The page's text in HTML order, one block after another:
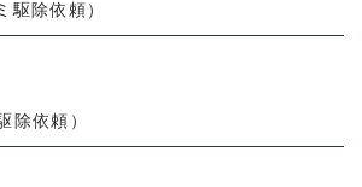
駆除依頼）
除依頼）